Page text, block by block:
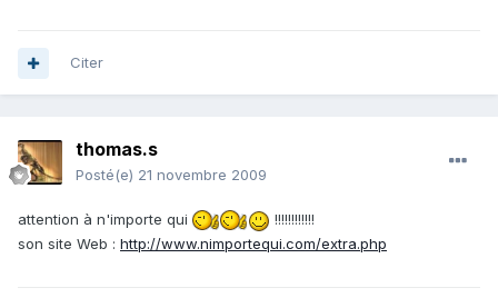
Citer
thomas.s
Posté(e) 21 novembre 2009
attention à n'importe qui
!!!!!!!!!!!!
son site Web : http://www.nimportequi.com/extra.php